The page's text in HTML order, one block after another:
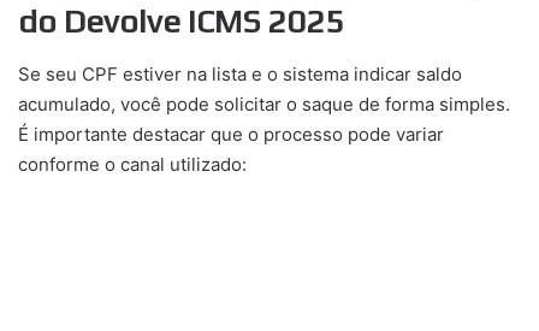
do Devolve ICMS 2025
Se seu CPF estiver na lista e o sistema indicar saldo
acumulado, você pode solicitar o saque de forma simples.
É importante destacar que o processo pode variar
conforme o canal utilizado: